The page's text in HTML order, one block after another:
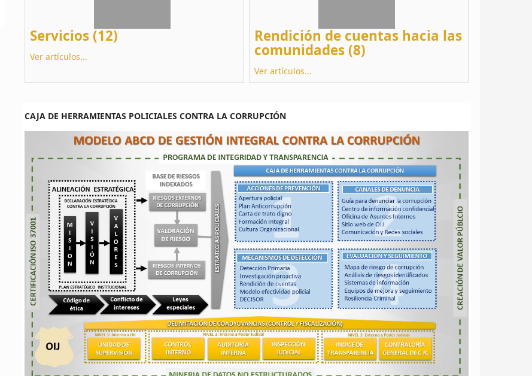
Servicios (12)
Ver artículos...
Rendición de cuentas hacia las
comunidades (8)
Ver artículos...
CAJA DE HERRAMIENTAS POLICIALES CONTRA LA CORRUPCIÓN